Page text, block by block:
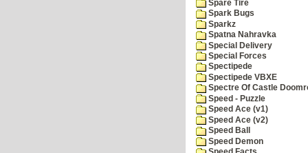
Spare Tire
Spark Bugs
Sparkz
Spatna Nahravka
Special Delivery
Special Forces
Spectipede
Spectipede VBXE
Spectre Of Castle
Speed - Puzzle
Speed Ace (v1)
Speed Ace (v2)
Speed Ball
Speed Demon